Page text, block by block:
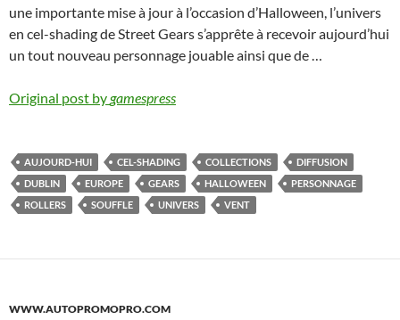
une importante mise à jour à l’occasion d’Halloween, l’univers
en cel-shading de Street Gears s’apprête à recevoir aujourd’hui
un tout nouveau personnage jouable ainsi que de …
Original post bygamespress
AUJOURD-HUI CEL-SHADING COLLECTIONS
DIFFUSION
DUBLIN
EUROPE GEARS HALLOWEEN
PERSONNAGE
ROLLERS
SOUFFLE UNIVERS VENT
WWW.AUTOPROMOPRO.COM